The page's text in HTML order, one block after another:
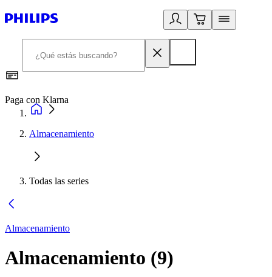
Paga con Klarna
Almacenamiento
Todas las series
Almacenamiento
Almacenamiento (9)